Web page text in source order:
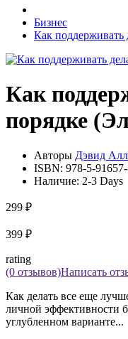
Бизнес
Как поддерживать
Как
порядке
Авторы Дэвид
ISBN: 978-5-
Наличие: 2-3 Days
299 ₽
399 ₽
rating
(0 отзывов)Написать
Как делать все еще
личной эффективности
углубленном варианте...